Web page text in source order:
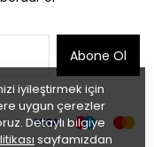
iyileştirmek için
uygun çerezler
Detaylı bilgiye
sayfamızdan
Abone Ol